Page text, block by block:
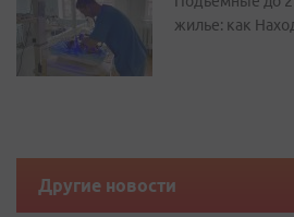
жилье: как
Другие новости